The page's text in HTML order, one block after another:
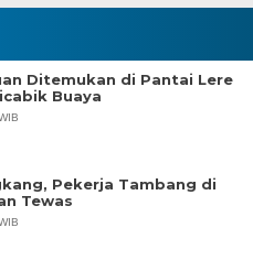
Ditemukan di Pantai Lere
Buaya
Pekerja Tambang di
Tewas